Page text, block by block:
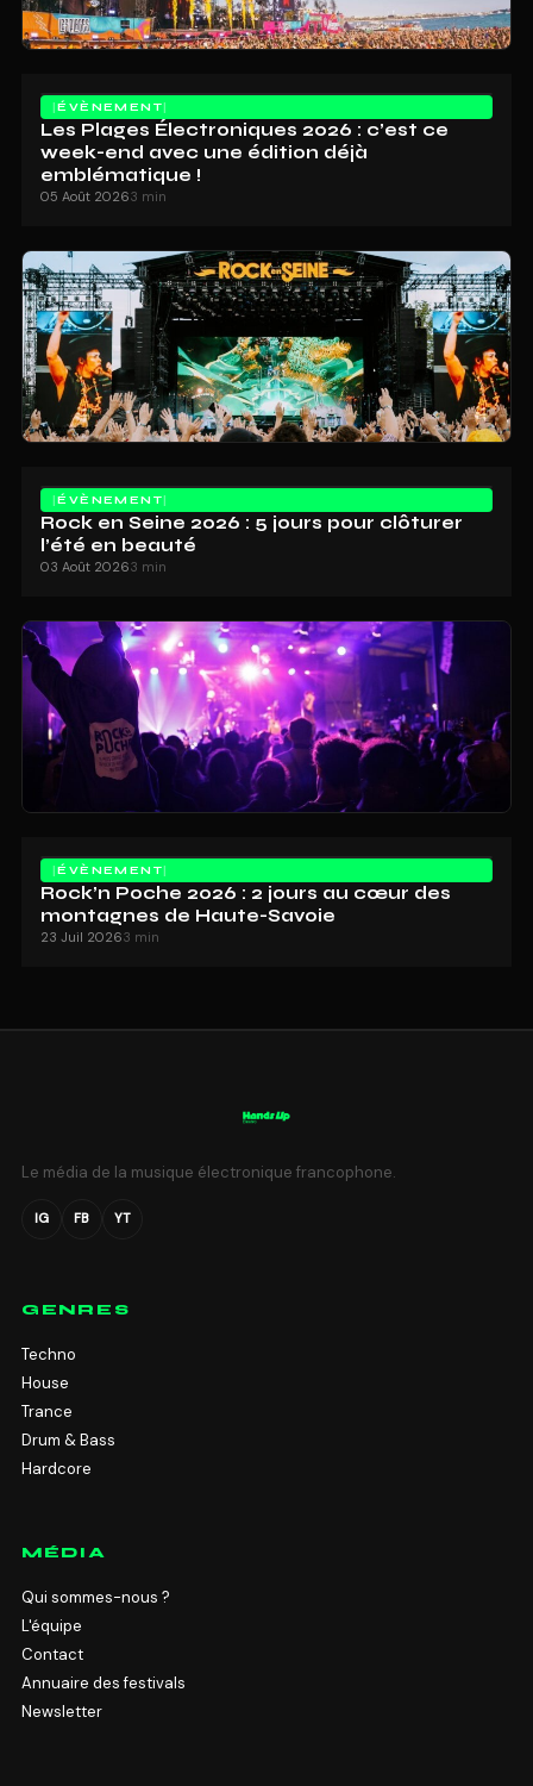
ÉVÈNEMENT
Les Plages Électroniques 2026 : c’est ce
week-end avec une édition déjà
emblématique !
05 Août 20263 min
ÉVÈNEMENT
Rock en Seine 2026 : 5 jours pour clôturer
l’été en beauté
03 Août 20263 min
ÉVÈNEMENT
Rock’n Poche 2026 : 2 jours au cœur des
montagnes de Haute-Savoie
23 Juil 20263 min
Le média de la musique électronique francophone.
IG FB YT
GENRES
Techno
House
Trance
Drum & Bass
Hardcore
MÉDIA
Qui sommes-nous ?
L'équipe
Contact
Annuaire des festivals
Newsletter